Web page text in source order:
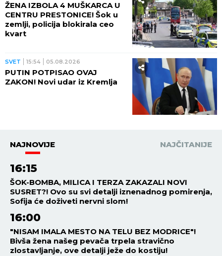
ŽENA IZBOLA 4 MUŠKARCA U
CENTRU PRESTONICE! Šok u
zemlji, policija blokirala ceo
kvart
SVET 15:54 05.08.2026
PUTIN POTPISAO OVAJ
ZAKON! Novi udar iz Kremlja
NAJNOVIJE NAJČITANIJE
16:15
ŠOK-BOMBA, MILICA I TERZA ZAKAZALI NOVI
SUSRET?! Ovo su svi detalji iznenadnog pomirenja,
Sofija će doživeti nervni slom!
16:00
"NISAM IMALA MESTO NA TELU BEZ MODRICE"!
Bivša žena našeg pevača trpela stravično
zlostavljanje, ove detalji ježe do kostiju!